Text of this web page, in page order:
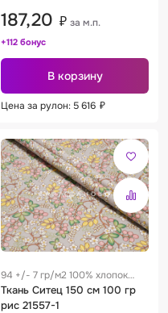
187,20 ₽ за м.п.
+112 бонус
В корзину
Цена за рулон: 5 616 ₽
94 +/- 7 гр/м2 100% хлопок
0.28 м
Ткань Ситец 150 см 100 гр
рис 21557-1